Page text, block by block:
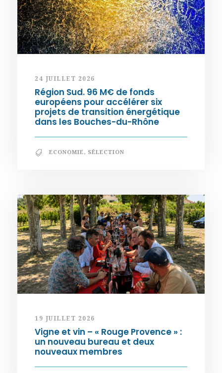
24 JUILLET 2026
Région Sud. 96 M€ de fonds
européens pour accélérer six
projets de transition énergétique
dans les Bouches-du-Rhône
ECONOMIE, SÉLECTION
19 JUILLET 2026
Vigne et vin – « Rouge Provence » :
un nouveau bureau et deux
nouveaux membres